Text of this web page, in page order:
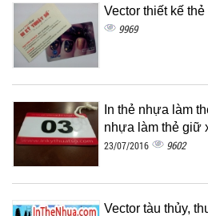
Vector thiết kế
9969
In thẻ nhựa làm
nhựa làm thẻ giữ
23/07/2016 9602
Vector tàu thủy,